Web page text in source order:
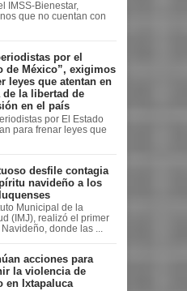
IMSS-Bienestar,
que no cuentan con
por el
de México”, exigimos
leyes que atentan en
de la libertad de
en el país
por El Estado
para frenar leyes que
desfile contagia
navideño a los
Municipal de la
(IMJ), realizó el primer
Navideño, donde las ...
acciones para
la violencia de
en Ixtapaluca